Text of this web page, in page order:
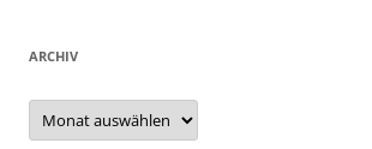
ARCHIV
Archiv